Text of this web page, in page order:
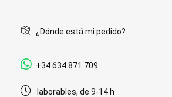
¿Dónde está mi pedido?
+34 634 871 709
laborables, de 9-14 h